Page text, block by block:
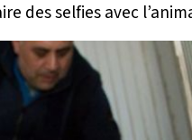
des selfies avec